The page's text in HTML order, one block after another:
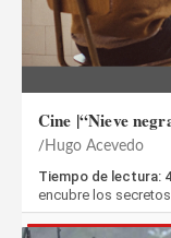
Cine |“Nieve
Hugo Acevedo
Tiempo de lectura:
encubre los